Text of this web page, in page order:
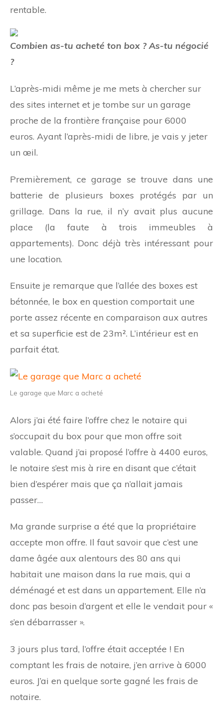
rentable.
Combien as-tu acheté ton box ? As-tu négocié
?
L’après-midi même je me mets à chercher sur
des sites internet et je tombe sur un garage
proche de la frontière française pour 6000
euros. Ayant l’après-midi de libre, je vais y jeter
un œil.
Premièrement, ce garage se trouve dans une
batterie de plusieurs boxes protégés par un
grillage. Dans la rue, il n’y avait plus aucune
place (la faute à trois immeubles à
appartements). Donc déjà très intéressant pour
une location.
Ensuite je remarque que l’allée des boxes est
bétonnée, le box en question comportait une
porte assez récente en comparaison aux autres
et sa superficie est de 23m². L’intérieur est en
parfait état.
Le garage que Marc a acheté
Alors j’ai été faire l’offre chez le notaire qui
s’occupait du box pour que mon offre soit
valable. Quand j’ai proposé l’offre à 4400 euros,
le notaire s’est mis à rire en disant que c’était
bien d’espérer mais que ça n’allait jamais
passer…
Ma grande surprise a été que la propriétaire
accepte mon offre. Il faut savoir que c’est une
dame âgée aux alentours des 80 ans qui
habitait une maison dans la rue mais, qui a
déménagé et est dans un appartement. Elle n’a
donc pas besoin d’argent et elle le vendait pour «
s’en débarrasser ».
3 jours plus tard, l’offre était acceptée ! En
comptant les frais de notaire, j’en arrive à 6000
euros. J’ai en quelque sorte gagné les frais de
notaire.